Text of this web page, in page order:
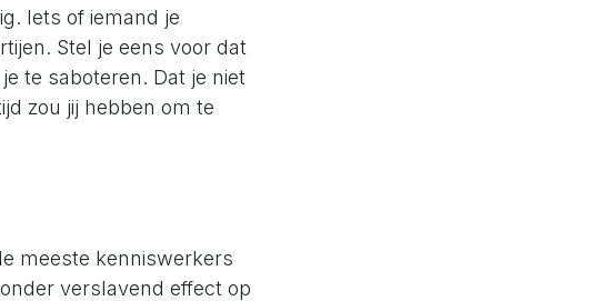
Iets of iemand je
Stel je eens voor dat
te saboteren. Dat je niet
zou jij hebben om te
meeste kenniswerkers
verslavend effect op